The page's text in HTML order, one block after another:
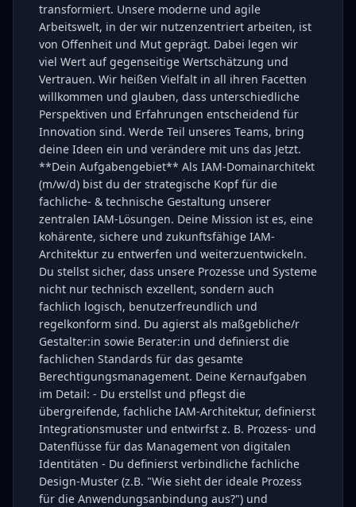
transformiert. Unsere moderne und agile
Arbeitswelt, in der wir nutzenzentriert arbeiten, ist
von Offenheit und Mut geprägt. Dabei legen wir
viel Wert auf gegenseitige Wertschätzung und
Vertrauen. Wir heißen Vielfalt in all ihren Facetten
willkommen und glauben, dass unterschiedliche
Perspektiven und Erfahrungen entscheidend für
Innovation sind. Werde Teil unseres Teams, bring
deine Ideen ein und verändere mit uns das Jetzt.
**Dein Aufgabengebiet** Als IAM-Domainarchitekt
(m/w/d) bist du der strategische Kopf für die
fachliche- & technische Gestaltung unserer
zentralen IAM-Lösungen. Deine Mission ist es, eine
kohärente, sichere und zukunftsfähige IAM-
Architektur zu entwerfen und weiterzuentwickeln.
Du stellst sicher, dass unsere Prozesse und Systeme
nicht nur technisch exzellent, sondern auch
fachlich logisch, benutzerfreundlich und
regelkonform sind. Du agierst als maßgebliche/r
Gestalter:in sowie Berater:in und definierst die
fachlichen Standards für das gesamte
Berechtigungsmanagement. Deine Kernaufgaben
im Detail: - Du erstellst und pflegst die
übergreifende, fachliche IAM-Architektur, definierst
Integrationsmuster und entwirfst z. B. Prozess- und
Datenflüsse für das Management von digitalen
Identitäten - Du definierst verbindliche fachliche
Design-Muster (z.B. "Wie sieht der ideale Prozess
für die Anwendungsanbindung aus?") und